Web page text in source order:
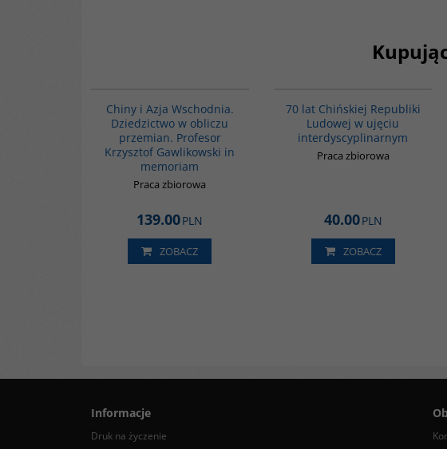
Chiny i Azja Wschodnia.
Dziedzictwo w obliczu
przemian. Profesor
Krzysztof Gawlikowski in
memoriam
Praca zbiorowa
139.00PLN
ZOBACZ
70 lat Chińskiej Republiki
Ludowej w ujęciu
interdyscyplinarnym
Praca zbiorowa
40.00PLN
ZOBACZ
Informacje
Druk na życzenie